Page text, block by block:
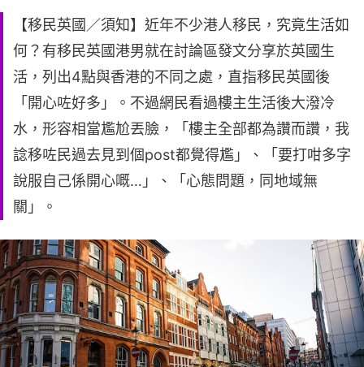
【移民英國／須知】近年不少港人移民，究竟生活如
何？有移民英國港男就在討論區發文分享於英國生
活，列出4點與香港的不同之處，直指移民英國後
「開心咗好多」。不過網民看過樓主生活後大潑冷
水，形容相當尷尬丟臉，「樓主全部都為讚而讚，我
諗移咗民過去見到個post都覺得尷」、「要打咁多字
說服自己係開心嘅…」、「心態問題，同地域無
關」。